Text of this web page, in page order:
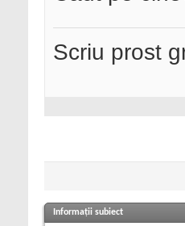
Scriu prost
Informații subiect